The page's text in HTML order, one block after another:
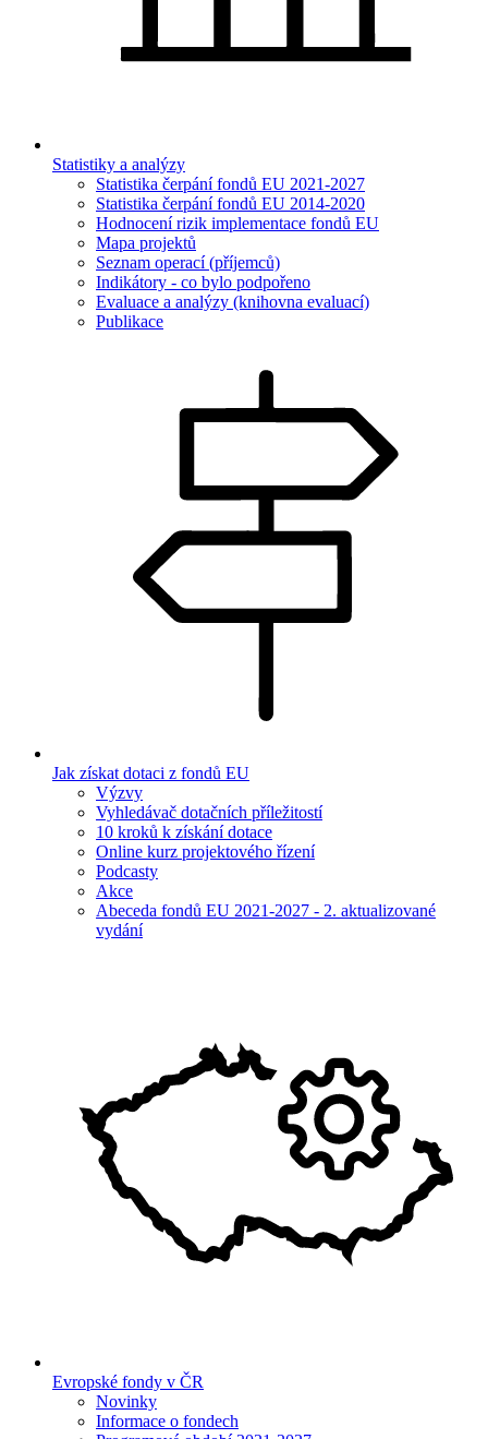
Statistiky a analýzy
Statistika čerpání fondů EU 2021-2027
Statistika čerpání fondů EU 2014-2020
Hodnocení rizik implementace fondů EU
Mapa projektů
Seznam operací (příjemců)
Indikátory - co bylo podpořeno
Evaluace a analýzy (knihovna evaluací)
Publikace
Jak získat dotaci z fondů EU
Výzvy
Vyhledávač dotačních příležitostí
10 kroků k získání dotace
Online kurz projektového řízení
Podcasty
Akce
Abeceda fondů EU 2021-2027 - 2. aktualizované
vydání
Evropské fondy v ČR
Novinky
Informace o fondech